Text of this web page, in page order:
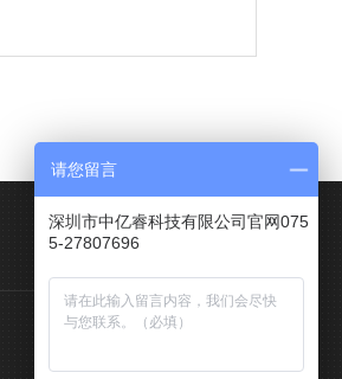
请您留言
深圳市中亿睿科技有限公司官网075
5-27807696